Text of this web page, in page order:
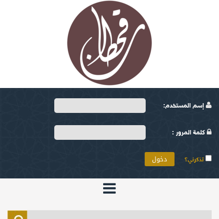
إسم المستخدم:
كلمة المرور :
تذكرني؟